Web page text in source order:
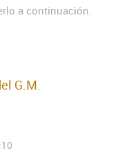
a continuación.
G.M.